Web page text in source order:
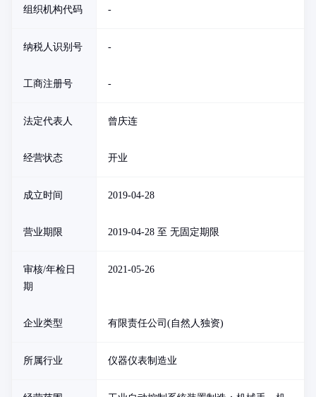
组织机构代码 -
纳税人识别号 -
工商注册号 -
法定代表人 曾庆连
经营状态 开业
成立时间 2019-04-28
营业期限 2019-04-28 至 无固定期限
审核/年检日
期
2021-05-26
企业类型 有限责任公司(自然人独资)
所属行业 仪器仪表制造业